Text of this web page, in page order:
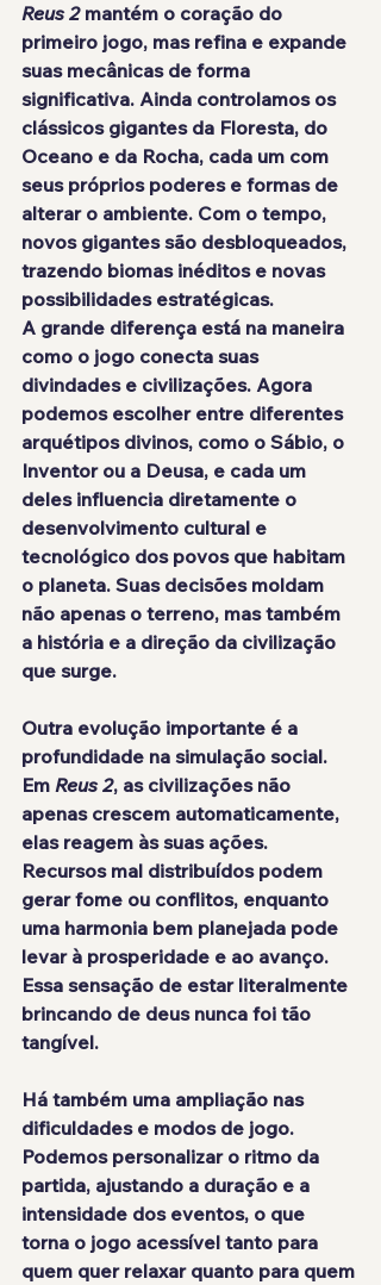
Reus 2 mantém o coração do
primeiro jogo, mas refina e expande
suas mecânicas de forma
significativa. Ainda controlamos os
clássicos gigantes da Floresta, do
Oceano e da Rocha, cada um com
seus próprios poderes e formas de
alterar o ambiente. Com o tempo,
novos gigantes são desbloqueados,
trazendo biomas inéditos e novas
possibilidades estratégicas.
A grande diferença está na maneira
como o jogo conecta suas
divindades e civilizações. Agora
podemos escolher entre diferentes
arquétipos divinos, como o Sábio, o
Inventor ou a Deusa, e cada um
deles influencia diretamente o
desenvolvimento cultural e
tecnológico dos povos que habitam
o planeta. Suas decisões moldam
não apenas o terreno, mas também
a história e a direção da civilização
que surge.
Outra evolução importante é a
profundidade na simulação social.
Em Reus 2, as civilizações não
apenas crescem automaticamente,
elas reagem às suas ações.
Recursos mal distribuídos podem
gerar fome ou conflitos, enquanto
uma harmonia bem planejada pode
levar à prosperidade e ao avanço.
Essa sensação de estar literalmente
brincando de deus nunca foi tão
tangível.
Há também uma ampliação nas
dificuldades e modos de jogo.
Podemos personalizar o ritmo da
partida, ajustando a duração e a
intensidade dos eventos, o que
torna o jogo acessível tanto para
quem quer relaxar quanto para quem